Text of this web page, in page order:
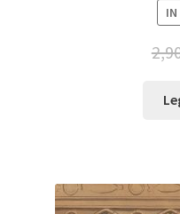
IN